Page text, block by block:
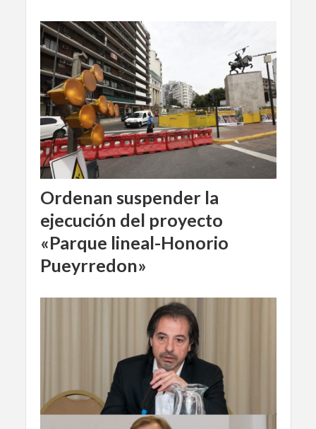
Ordenan suspender la
ejecución del proyecto
«Parque lineal-Honorio
Pueyrredon»